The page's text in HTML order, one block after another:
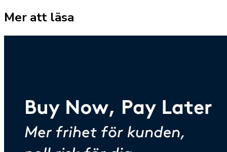
Mer att läsa